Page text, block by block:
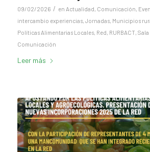
09/02/2026 / en Actualidad, Comunicación,
intercambio experiencias, Jornadas, Municipios
Políticas Alimentarias Locales, Red, RURBACT, Sala
Comunicación
Leer más